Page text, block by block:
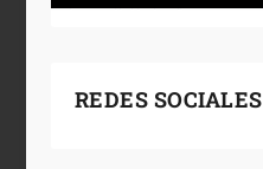
REDES SOCIALES